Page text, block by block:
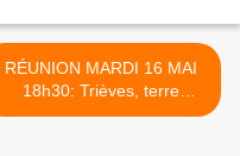
RÉUNION MARDI 16 MAI
18h30: Trièves, terre
d'accueil? >